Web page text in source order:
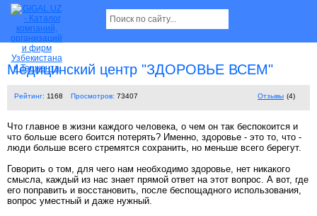
Медицинский центр "ЗДОРОВЬЕ ВСЕМ"
Рейтинг: 1168 Просмотров: 73407 Отзывы (4)
Что главное в жизни каждого человека, о чем он так беспокоится и
что больше всего боится потерять? Именно, здоровье - это то, что -
люди больше всего стремятся сохранить, но меньше всего берегут.
Говорить о том, для чего нам необходимо здоровье, нет никакого
смысла, каждый из нас знает прямой ответ на этот вопрос. А вот, где
его поправить и восстановить, после беспощадного использования,
вопрос уместный и даже нужный.